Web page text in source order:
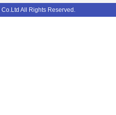
All Rights Reserved.